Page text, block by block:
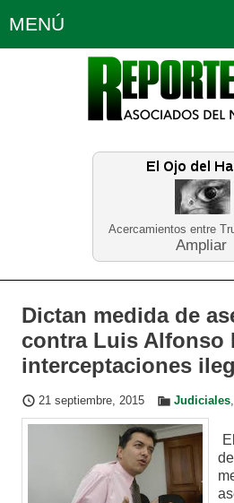
Acercamientos entre
Ampliar
MENÚ
Política Opinión
Planeta Tierra
Educación
Dictan medida de
contra Luis Alfonso
interceptaciones
21 septiembre, 2015 Judiciales,